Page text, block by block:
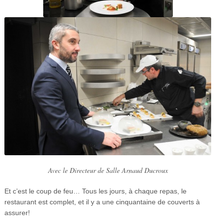
Avec le Directeur de Salle Arnaud Ducroux
Et c’est le coup de feu… Tous les jours, à chaque repas, le
restaurant est complet, et il y a une cinquantaine de couverts à
assurer!